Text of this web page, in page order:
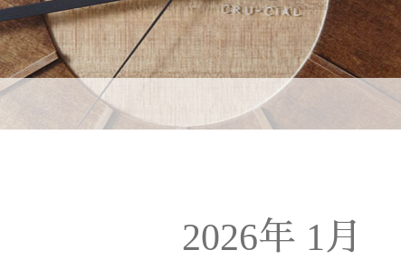
2026年 1月